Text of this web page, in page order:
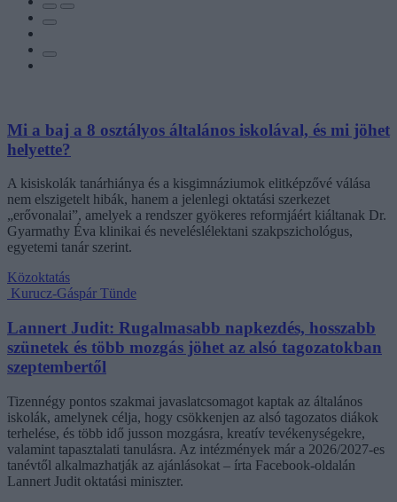
Mi a baj a 8 osztályos általános iskolával, és mi jöhet
helyette?
A kisiskolák tanárhiánya és a kisgimnáziumok elitképzővé válása
nem elszigetelt hibák, hanem a jelenlegi oktatási szerkezet
„erővonalai”, amelyek a rendszer gyökeres reformjáért kiáltanak Dr.
Gyarmathy Éva klinikai és neveléslélektani szakpszichológus,
egyetemi tanár szerint.
Közoktatás
Kurucz-Gáspár Tünde
Lannert Judit: Rugalmasabb napkezdés, hosszabb
szünetek és több mozgás jöhet az alsó tagozatokban
szeptembertől
Tizennégy pontos szakmai javaslatcsomagot kaptak az általános
iskolák, amelynek célja, hogy csökkenjen az alsó tagozatos diákok
terhelése, és több idő jusson mozgásra, kreatív tevékenységekre,
valamint tapasztalati tanulásra. Az intézmények már a 2026/2027-es
tanévtől alkalmazhatják az ajánlásokat – írta Facebook-oldalán
Lannert Judit oktatási miniszter.